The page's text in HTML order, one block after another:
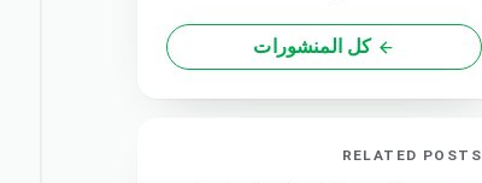
كل المنشورات
RELATED POSTS